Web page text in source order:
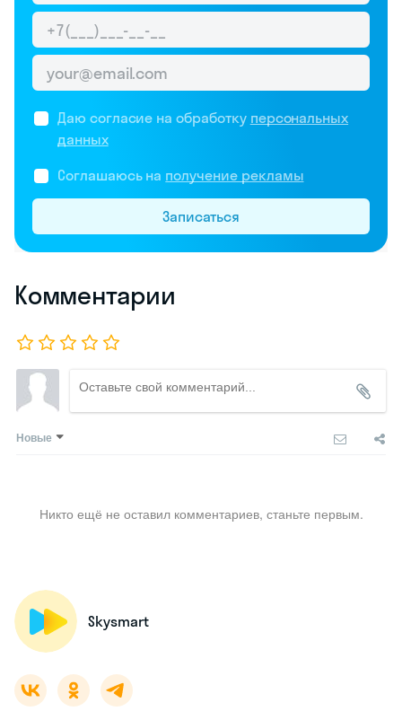
Даю согласие на обработку персональных
данных
Соглашаюсь на получение рекламы
Записаться
Комментарии
Новые
Никто ещё не оставил комментариев, станьте первым.
Skysmart